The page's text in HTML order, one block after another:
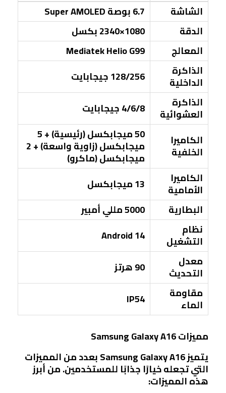
الشاشة
6.7 بوصة Super AMOLED
الدقة
1080×2340 بكسل
المعالج
Mediatek Helio G99
الذاكرة
الداخلية
128/256 جيجابايت
الذاكرة
العشوائية
4/6/8 جيجابايت
الكاميرا
الخلفية
50 ميجابكسل (رئيسية) + 5
ميجابكسل (زاوية واسعة) + 2
ميجابكسل (ماكرو)
الكاميرا
الأمامية
13 ميجابكسل
البطارية
5000 مللي أمبير
نظام
التشغيل
Android 14
معدل
التحديث
90 هرتز
مقاومة
الماء IP54
مميزات Samsung Galaxy A16
يتميز Samsung Galaxy A16 بعدد من المميزات
التي تجعله خيارًا جذابًا للمستخدمين. من أبرز
هذه المميزات: